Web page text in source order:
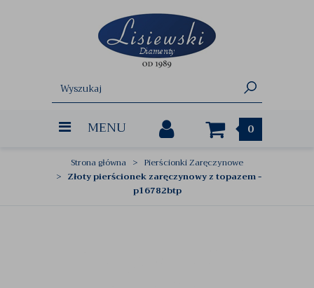
MENU 0
Strona główna
Pierścionki Zaręczynowe
Złoty pierścionek zaręczynowy z topazem -
p16782btp